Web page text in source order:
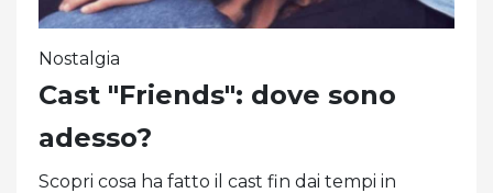
Nostalgia
Cast "Friends": dove sono
adesso?
Scopri cosa ha fatto il cast fin dai tempi in